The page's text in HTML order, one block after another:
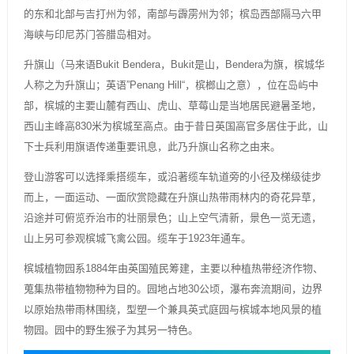
的东和北部与吉打州为邻，南部与霹雳州为邻；槟岛西部隔马六甲
海峡与印尼苏门答腊岛相对。
升旗山（马来语Bukit Bendera，Bukit是山，Bendera为旗，槟城华
人称之为升旗山；英语”Penang Hill“，槟榔山之意），位在岛屿中
部，槟城的主要山麓有西山、虎山、草莓山是当地居民避暑圣地，
西山主峰高830米为槟城至高点。由于昔日英国高官多居住于此，山
下士兵利用旗语传递重要讯息，此乃升旗山名称之由来。
登山游客可以选择乘搭缆车，或沿著缆车轨道旁的小径及梯级徒步
而上，一面运动、一面欣赏隐藏在升旗山热带雨林内的奇花异草，
沿途并可俯览乔治市的壮丽景色；山上空气清新，景色一览无遗，
山上另可参观槟城飞禽公园。缆车于1923年通车。
槟城植物园系1884年由英国殖民筹建，主要以种植热带经济作物、
蒐集热带植物物种为目的。园地占地30公顷，瀑布奔流期间，边界
以原始热带雨林围绕，型塑一个兼具英式庭园与槟城本地风景的植
物园。园中的野生猴子为其另一特色。